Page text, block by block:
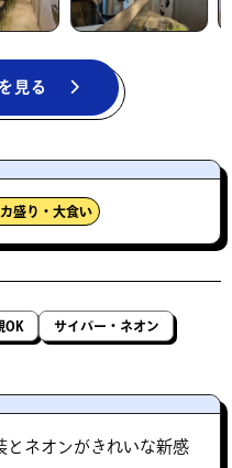
見る
盛り・大食い
OK サイバー・ネオン
とネオンがきれいな新感